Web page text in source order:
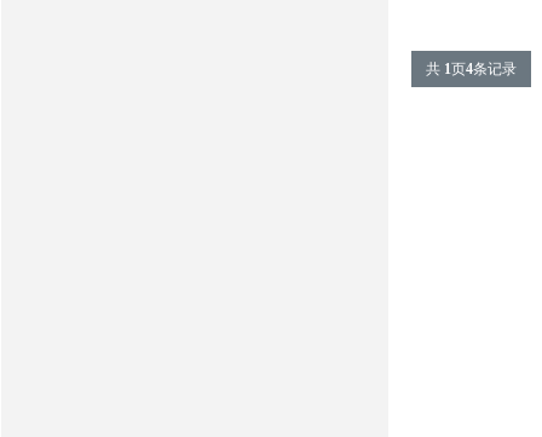
共 1页4条记录